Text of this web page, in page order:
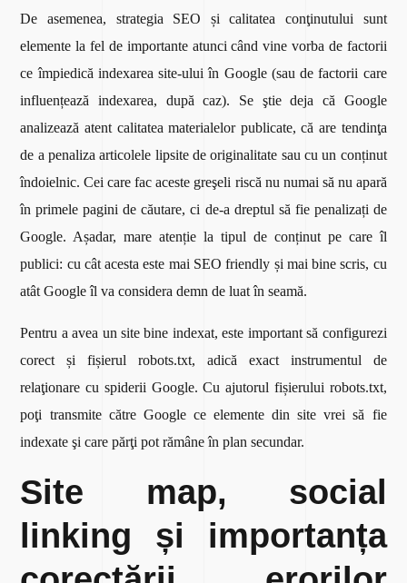
De asemenea, strategia SEO și calitatea conţinutului sunt
elemente la fel de importante atunci când vine vorba de factorii
ce împiedică indexarea site-ului în Google (sau de factorii care
influențează indexarea, după caz). Se ştie deja că Google
analizează atent calitatea materialelor publicate, că are tendinţa
de a penaliza articolele lipsite de originalitate sau cu un conținut
îndoielnic. Cei care fac aceste greşeli riscă nu numai să nu apară
în primele pagini de căutare, ci de-a dreptul să fie penalizați de
Google. Așadar, mare atenție la tipul de conținut pe care îl
publici: cu cât acesta este mai SEO friendly și mai bine scris, cu
atât Google îl va considera demn de luat în seamă.
Pentru a avea un site bine indexat, este important să configurezi
corect și fișierul robots.txt, adică exact instrumentul de
relaţionare cu spiderii Google. Cu ajutorul fișierului robots.txt,
poţi transmite către Google ce elemente din site vrei să fie
indexate şi care părţi pot rămâne în plan secundar.
Site map, social
linking și importanța